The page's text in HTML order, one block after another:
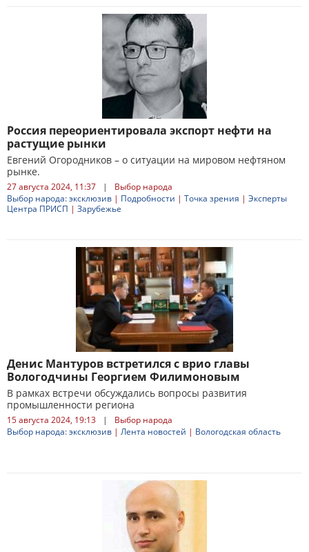
Россия переориентировала экспорт нефти на
растущие рынки
Евгений Огородников – о ситуации на мировом нефтяном
рынке.
27 августа 2024, 11:37 |
Выбор народа
Выбор народа: эксклюзив | Подробности | Точка зрения | Эксперты
Центра ПРИСП | Зарубежье
Денис Мантуров встретился с врио главы
Вологодчины Георгием Филимоновым
В рамках встречи обсуждались вопросы развития
промышленности региона
15 августа 2024, 19:13 |
Выбор народа
Выбор народа: эксклюзив | Лента новостей | Вологодская область